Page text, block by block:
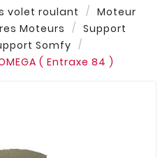
volet roulant
Moteur
Moteurs
Support
Somfy
( Entraxe 84 )